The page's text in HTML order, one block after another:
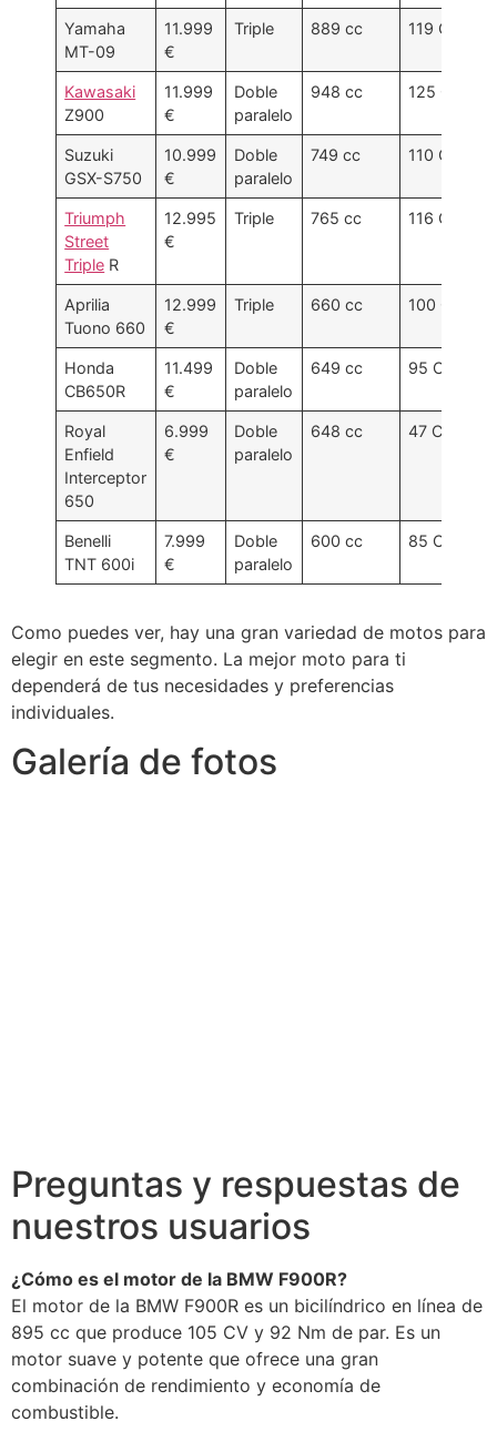
Yamaha
MT-09
11.999
€
Triple 889 cc 119 CV
Kawasaki
Z900
11.999
€
Doble
paralelo
948 cc 125 CV
Suzuki
GSX-S750
10.999
€
Doble
paralelo
749 cc 110 CV
Triumph
Street
Triple R
12.995
€
Triple 765 cc 116 CV
Aprilia
Tuono 660
12.999
€
Triple 660 cc 100 CV
Honda
CB650R
11.499
€
Doble
paralelo
649 cc 95 CV
Royal
Enfield
Interceptor
650
6.999
€
Doble
paralelo
648 cc 47 CV
Benelli
TNT 600i
7.999
€
Doble
paralelo
600 cc 85 CV
Como puedes ver, hay una gran variedad de motos para
elegir en este segmento. La mejor moto para ti
dependerá de tus necesidades y preferencias
individuales.
Galería de fotos
Preguntas y respuestas de
nuestros usuarios
¿Cómo es el motor de la BMW F900R?
El motor de la BMW F900R es un bicilíndrico en línea de
895 cc que produce 105 CV y 92 Nm de par. Es un
motor suave y potente que ofrece una gran
combinación de rendimiento y economía de
combustible.